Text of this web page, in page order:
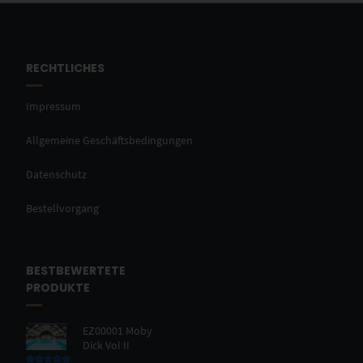
RECHTLICHES
Impressum
Allgemeine Geschäftsbedingungen
Datenschutz
Bestellvorgang
BESTBEWERTETE
PRODUKTE
EZ00001 Moby
Dick Vol II